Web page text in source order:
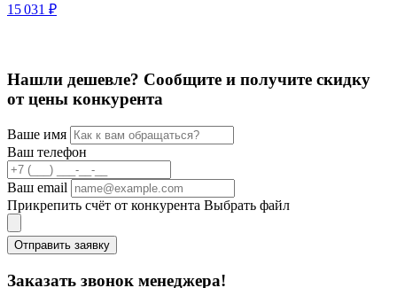
15 031 ₽
Нашли дешевле? Сообщите и получите скидку
от цены конкурента
Ваше имя
Ваш телефон
Ваш email
Прикрепить счёт от конкурента Выбрать файл
Отправить заявку
Заказать звонок менеджера!